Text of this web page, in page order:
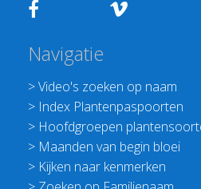
Navigatie
>Video's zoeken op naam
> Index Plantenpaspoorten
> Hoofdgroepen
> Maanden van begin bloei
> Kijken naar kenmerken